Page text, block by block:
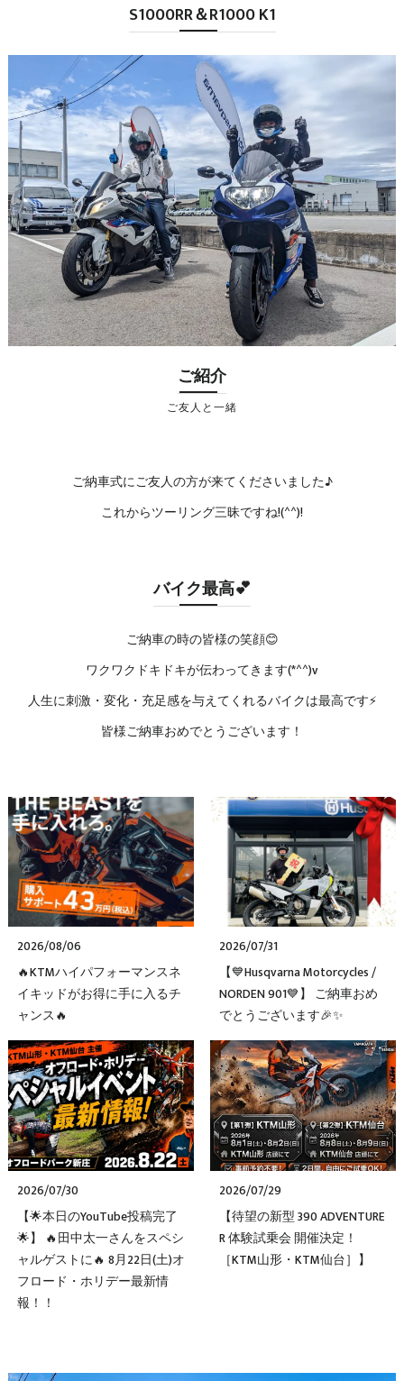
S1000RR＆R1000 K1
ご紹介
ご友人と一緒
ご納車式にご友人の方が来てくださいました♪
これからツーリング三昧ですね!(^^)!
バイク最高💕
ご納車の時の皆様の笑顔😊
ワクワクドキドキが伝わってきます(*^^)v
人生に刺激・変化・充足感を与えてくれるバイクは最高です⚡
皆様ご納車おめでとうございます！
2026/08/06
🔥KTMハイパフォーマンスネ
イキッドがお得に手に入るチ
ャンス🔥
2026/07/31
【💙Husqvarna Motorcycles /
NORDEN 901💙】 ご納車おめ
でとうございます🎉✨
2026/07/30
【🌟本日のYouTube投稿完了
🌟】 🔥田中太一さんをスペシ
ャルゲストに🔥 8月22日(土)オ
フロード・ホリデー最新情
報！！
2026/07/29
【待望の新型 390 ADVENTURE
R 体験試乗会 開催決定！
［KTM山形・KTM仙台］】